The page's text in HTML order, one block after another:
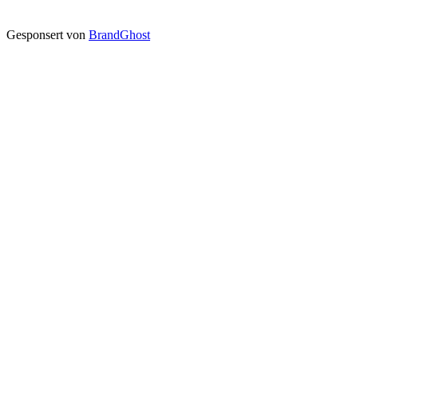
Gesponsert von BrandGhost